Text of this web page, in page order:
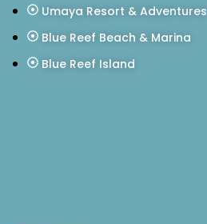
Umaya Resort & Adventures
Blue Reef Beach & Marina
Blue Reef Island